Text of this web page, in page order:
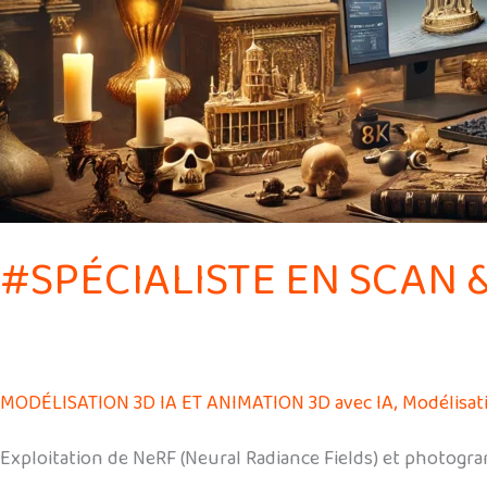
#SPÉCIALISTE EN SCAN
MODÉLISATION 3D IA ET ANIMATION 3D avec IA,
Exploitation de NeRF (Neural Radiance Fields) et